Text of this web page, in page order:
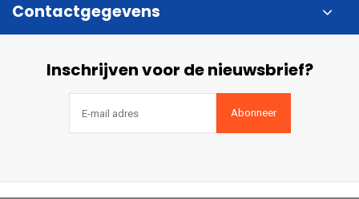
Contactgegevens
Inschrijven voor de nieuwsbrief?
Abonneer